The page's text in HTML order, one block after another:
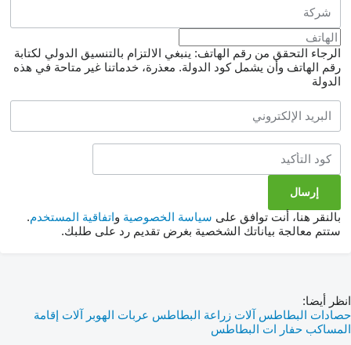
الرجاء التحقق من رقم الهاتف: ينبغي الالتزام بالتنسيق الدولي لكتابة
رقم الهاتف وأن يشمل كود الدولة. معذرة، خدماتنا غير متاحة في هذه
الدولة
بالنقر هنا، أنت توافق على سياسة الخصوصية واتفاقية المستخدم.
ستتم معالجة بياناتك الشخصية بغرض تقديم رد على طلبك.
انظر أيضا:
حصادات البطاطس آلات زراعة البطاطس عربات الهوبر آلات إقامة
المساكب حفار ات البطاطس